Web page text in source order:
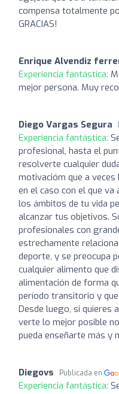
compensa totalmente
GRACIAS!
Enrique Alvendiz
Experiencia fantástica:
mejor persona. Muy
Diego Vargas Segura
Experiencia fantástica:
profesional, hasta el
resolverte cualquier
motivacióm que a veces
en el caso con el que
los ámbitos de tu vida
alcanzar tus objetivos.
profesionales con
estrechamente
deporte, y se preocupa
cualquier alimento que
alimentación de forma
período transitorio y
Desde luego, si quieres
verte lo mejor posible
pueda enseñarte más y
Diegovs Publicada en
Experiencia fantástica: